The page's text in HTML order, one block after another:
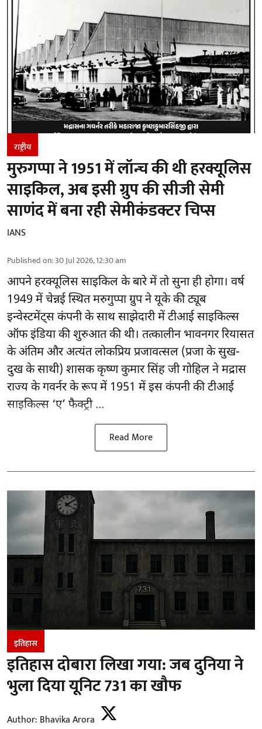
राष्ट्रीय
मुरुगप्पा ने 1951 में लॉन्च की थी हरक्यूलिस
साइकिल, अब इसी ग्रुप की सीजी सेमी
साणंद में बना रही सेमीकंडक्टर चिप्स
IANS
Published on:30 Jul 2026, 12:30 am
आपने हरक्यूलिस साइकिल के बारे में तो सुना ही होगा। वर्ष
1949 में चेन्नई स्थित मरुगुप्पा ग्रुप ने यूके की ट्यूब
इन्वेस्टमेंट्स कंपनी के साथ साझेदारी में टीआई साइकिल्स
ऑफ इंडिया की शुरुआत की थी। तत्कालीन भावनगर रियासत
के अंतिम और अत्यंत लोकप्रिय प्रजावत्सल (प्रजा के सुख-
दुख के साथी) शासक कृष्ण कुमार सिंह जी गोहिल ने मद्रास
राज्य के गवर्नर के रूप में 1951 में इस कंपनी की टीआई
साइकिल्स ‘ए’ फैक्ट्री ...
Read More
इतिहास
इतिहास दोबारा लिखा गया: जब दुनिया ने
भुला दिया यूनिट 731 का खौफ
Author: Bhavika Arora